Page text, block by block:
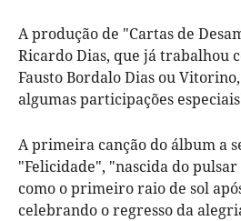
A produção de "Cartas de
Ricardo Dias, que já trabalhou
Fausto Bordalo Dias ou
algumas participações
A primeira canção do álbum a
"Felicidade", "nascida do
como o primeiro raio de sol
celebrando o regresso da